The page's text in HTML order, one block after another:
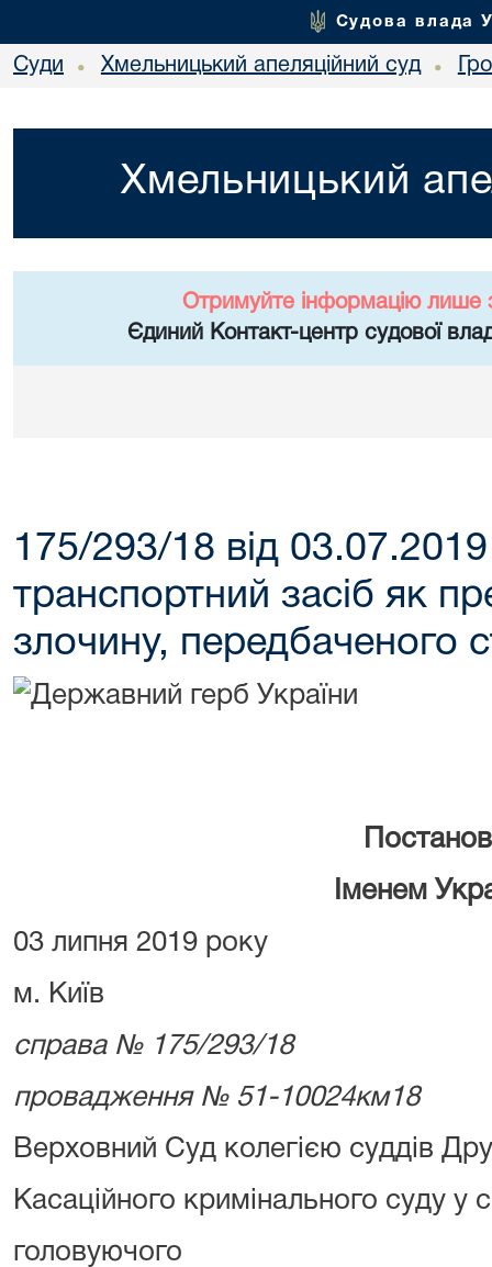
Судова влада
Суди • Хмельницький апеляційний суд •
Хмельницький
Отримуйте інформацію лише
Єдиний Контакт-центр судової
175/293/18 від
транспортний засіб як
злочину, передбаченого
Іменем
03 липня 2019 року
м. Київ
справа № 175/293/18
провадження № 51-10024км18
Верховний Суд колегією суддів
Касаційного кримінального суду у
головуючого